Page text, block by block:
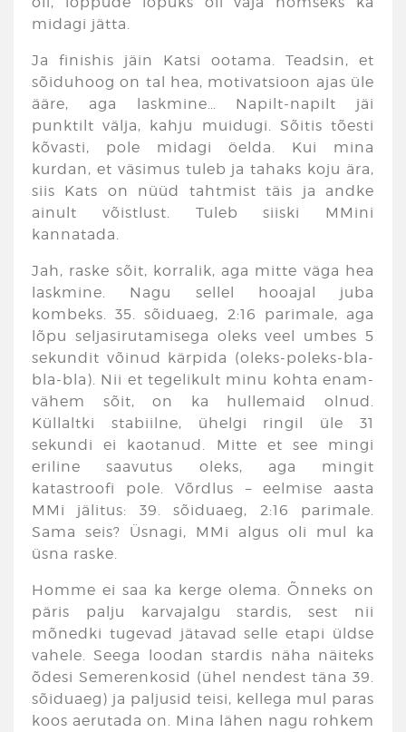
midagi jätta.
Ja finishis jäin Katsi ootama. Teadsin, et
sõiduhoog on tal hea, motivatsioon ajas üle
ääre, aga laskmine… Napilt-napilt jäi
punktilt välja, kahju muidugi. Sõitis tõesti
kõvasti, pole midagi öelda. Kui mina
kurdan, et väsimus tuleb ja tahaks koju ära,
siis Kats on nüüd tahtmist täis ja andke
ainult võistlust. Tuleb siiski MMini
kannatada.
Jah, raske sõit, korralik, aga mitte väga hea
laskmine. Nagu sellel hooajal juba
kombeks. 35. sõiduaeg, 2:16 parimale, aga
lõpu seljasirutamisega oleks veel umbes 5
sekundit võinud kärpida (oleks-poleks-bla-
bla-bla). Nii et tegelikult minu kohta enam-
vähem sõit, on ka hullemaid olnud.
Küllaltki stabiilne, ühelgi ringil üle 31
sekundi ei kaotanud. Mitte et see mingi
eriline saavutus oleks, aga mingit
katastroofi pole. Võrdlus – eelmise aasta
MMi jälitus: 39. sõiduaeg, 2:16 parimale.
Sama seis? Üsnagi, MMi algus oli mul ka
üsna raske.
Homme ei saa ka kerge olema. Õnneks on
päris palju karvajalgu stardis, sest nii
mõnedki tugevad jätavad selle etapi üldse
vahele. Seega loodan stardis näha näiteks
õdesi Semerenkosid (ühel nendest täna 39.
sõiduaeg) ja paljusid teisi, kellega mul paras
koos aerutada on. Mina lähen nagu rohkem